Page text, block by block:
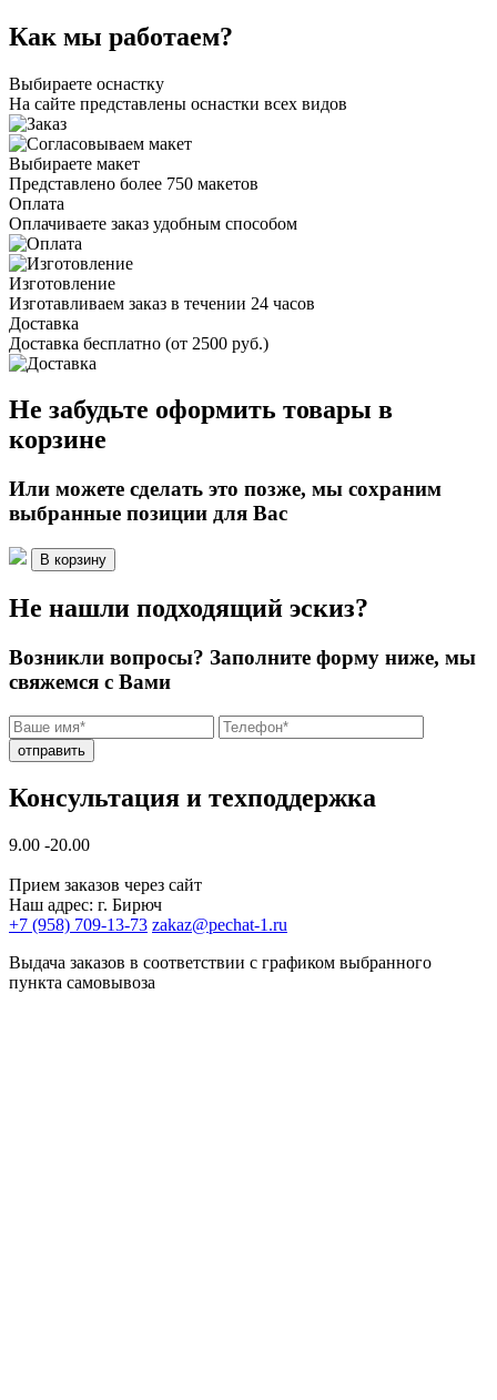
Как мы работаем?
Выбираете оснастку
На сайте представлены оснастки всех видов
Выбираете макет
Представлено более 750 макетов
Оплата
Оплачиваете заказ удобным способом
Изготовление
Изготавливаем заказ в течении 24 часов
Доставка
Доставка бесплатно (от 2500 руб.)
Не забудьте оформить товары в
корзине
Или можете сделать это позже, мы сохраним
выбранные позиции для Вас
В корзину
Не нашли подходящий эскиз?
Возникли вопросы? Заполните форму ниже, мы
свяжемся с Вами
отправить
Консультация и техподдержка
9.00 -20.00
Прием заказов через сайт
Наш адрес: г. Бирюч
+7 (958) 709-13-73 zakaz@pechat-1.ru
Выдача заказов в соответствии с графиком выбранного
пункта самовывоза